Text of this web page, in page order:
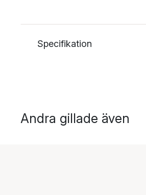
Specifikation
Andra gillade även